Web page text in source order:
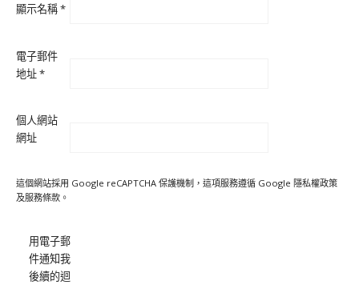
顯示名稱*
電子郵件
地址*
個人網站
網址
這個網站採用 Google reCAPTCHA 保護機制，這項服務遵循 Google 隱私權政策
及服務條款 。
用電子郵
件通知我
後續的迴